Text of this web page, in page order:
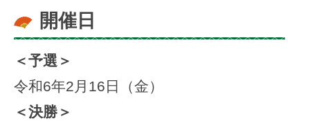
開催日
＜予選＞
令和6年2月16日（金）
＜決勝＞